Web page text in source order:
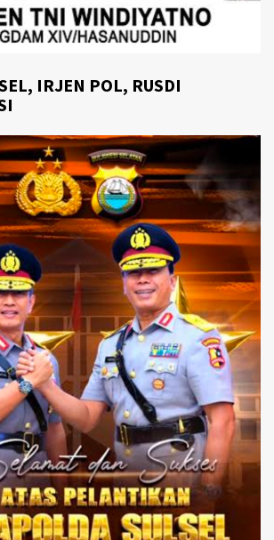
IRJEN POL, RUSDI